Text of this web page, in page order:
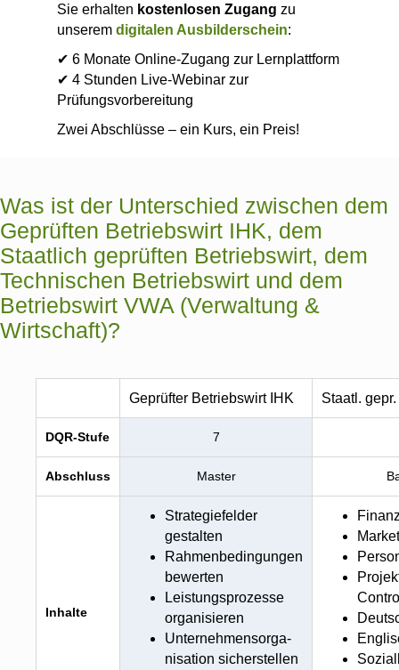
Sie erhalten kostenlosen Zugang zu
unserem digitalen Ausbilderschein:
✔ 6 Monate Online-Zugang zur Lernplattform
✔ 4 Stunden Live-Webinar zur
Prüfungsvorbereitung
Zwei Abschlüsse – ein Kurs, ein Preis!
Was ist der Unterschied zwischen dem
Geprüften Betriebswirt IHK, dem
Staatlich geprüften Betriebswirt, dem
Technischen Betriebswirt und dem
Betriebswirt VWA (Verwaltung &
Wirtschaft)?
Geprüfter Betriebswirt IHK Staatl.
DQR-Stufe 7
Abschluss Master
Inhalte
Strategiefelder
gestalten
Rahmenbedingungen
bewerten
Leistungsprozesse
organisieren
Unternehmensorga-
nisation sicherstellen